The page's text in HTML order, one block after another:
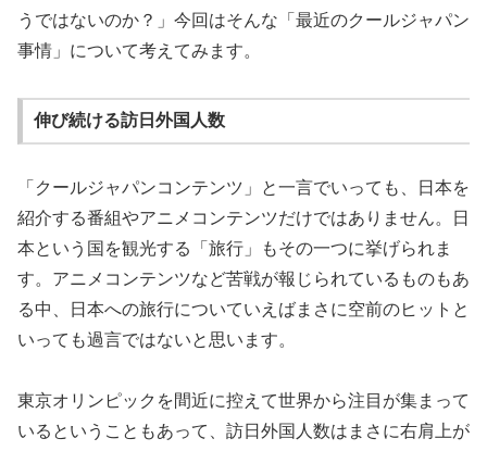
うではないのか？」今回はそんな「最近のクールジャパン
事情」について考えてみます。
伸び続ける訪日外国人数
「クールジャパンコンテンツ」と一言でいっても、日本を
紹介する番組やアニメコンテンツだけではありません。日
本という国を観光する「旅行」もその一つに挙げられま
す。アニメコンテンツなど苦戦が報じられているものもあ
る中、日本への旅行についていえばまさに空前のヒットと
いっても過言ではないと思います。
東京オリンピックを間近に控えて世界から注目が集まって
いるということもあって、訪日外国人数はまさに右肩上が